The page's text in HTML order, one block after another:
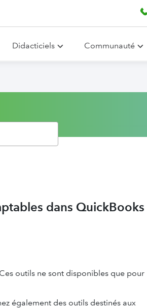
Didacticiels Communauté
dans QuickBooks
outils ne sont disponibles que pour
également des outils destinés aux